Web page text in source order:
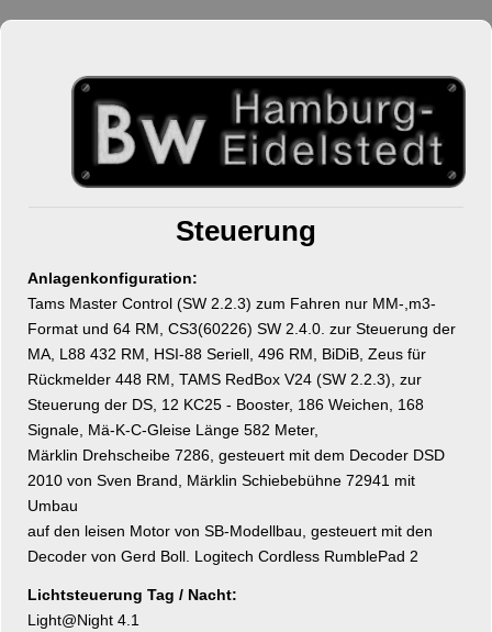
Steuerung
Anlagenkonfiguration:
Tams Master Control (SW 2.2.3) zum Fahren nur MM-,m3-
Format und 64 RM, CS3(60226) SW 2.4.0. zur Steuerung der
MA, L88 432 RM, HSI-88 Seriell, 496 RM, BiDiB, Zeus für
Rückmelder 448 RM, TAMS RedBox V24 (SW 2.2.3), zur
Steuerung der DS, 12 KC25 - Booster, 186 Weichen, 168
Signale, Mä-K-C-Gleise Länge 582 Meter,
Märklin Drehscheibe 7286, gesteuert mit dem Decoder DSD
2010 von Sven Brand, Märklin Schiebebühne 72941 mit
Umbau
auf den leisen Motor von SB-Modellbau, gesteuert mit den
Decoder von Gerd Boll. Logitech Cordless RumblePad 2
Lichtsteuerung Tag / Nacht:
Light@Night 4.1